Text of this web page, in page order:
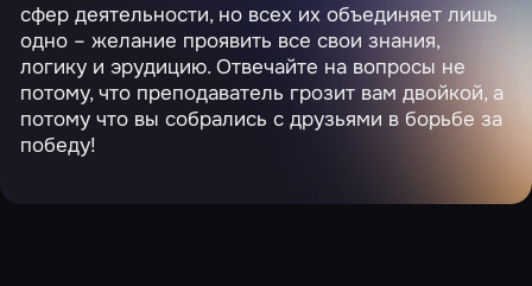
сфер деятельности, но всех их объединяет лишь
одно – желание проявить все свои знания,
логику и эрудицию. Отвечайте на вопросы не
потому, что преподаватель грозит вам двойкой, а
потому что вы собрались с друзьями в борьбе за
победу!